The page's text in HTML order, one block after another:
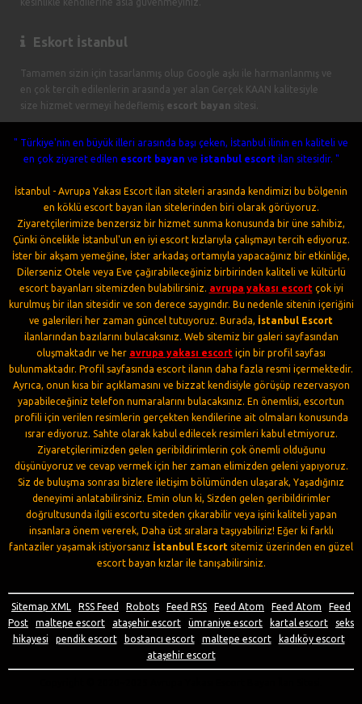
Eskort İstanbul
Tamamen sizin için tasarlanmış olup Google aşkı ile harmanlanmış ve
en çok tercih edilenlerin arasında yer alan Gerçek KAAN kalitesiyle
size hizmet vermeyi hedeflemiş escort bayan sitesi.
" Türkiye'nin en büyük illeri arasında başı çeken, İstanbul ilinin en kaliteli ve
en çok ziyaret edilen escort bayan ve istanbul escort ilan sitesidir. "
İstanbul - Avrupa Yakası Escort ilan siteleri arasında kendimizi bu bölgenin
en köklü escort bayan ilan sitelerinden biri olarak görüyoruz.
Ziyaretçilerimize benzersiz bir hizmet sunma konusunda bir üne sahibiz,
Çünki öncelikle İstanbul'un en iyi escort kızlarıyla çalışmayı tercih ediyoruz.
İster bir akşam yemeğine, İster arkadaş ortamıyla yapacağınız bir etkinliğe,
Dilerseniz Otele veya Eve çağırabileceğiniz birbirinden kaliteli ve kültürlü
escort bayanları sitemizden bulabilirsiniz. avrupa yakası escort çok iyi
kurulmuş bir ilan sitesidir ve son derece saygındır. Bu nedenle sitenin içeriğini
ve galerileri her zaman güncel tutuyoruz. Burada, İstanbul Escort
ilanlarından bazılarını bulacaksınız. Web sitemiz bir galeri sayfasından
oluşmaktadır ve her avrupa yakası escort için bir profil sayfası
bulunmaktadır. Profil sayfasında escort ilanın daha fazla resmi içermektedir.
Ayrıca, onun kısa bir açıklamasını ve bizzat kendisiyle görüşüp rezervasyon
yapabileceğiniz telefon numaralarını bulacaksınız. En önemlisi, escortun
profili için verilen resimlerin gerçekten kendilerine ait olmaları konusunda
ısrar ediyoruz. Sahte olarak kabul edilecek resimleri kabul etmiyoruz.
Ziyaretçilerimizden gelen geribildirimlerin çok önemli olduğunu
düşünüyoruz ve cevap vermek için her zaman elimizden geleni yapıyoruz.
Siz de buluşma sonrası bizlere iletişim bölümünden ulaşarak, Yaşadığınız
deneyimi anlatabilirsiniz. Emin olun ki, Sizden gelen geribildirimler
doğrultusunda ilgili escortu siteden çıkarabilir veya işini kaliteli yapan
insanlara önem vererek, Daha üst sıralara taşıyabiliriz! Eğer ki farklı
fantaziler yaşamak istiyorsanız İstanbul Escort sitemiz üzerinden en güzel
escort bayan kızlar ile tanışabilirsiniz.
Sitemap XML RSS Feed Robots Feed RSS Feed Atom Feed Atom
Feed
Post
maltepe escort ataşehir escort ümraniye escort kartal escort
seks
hikayesi
pendik escort| bostancı escort| maltepe escort| kadıköy escort|
ataşehir escort